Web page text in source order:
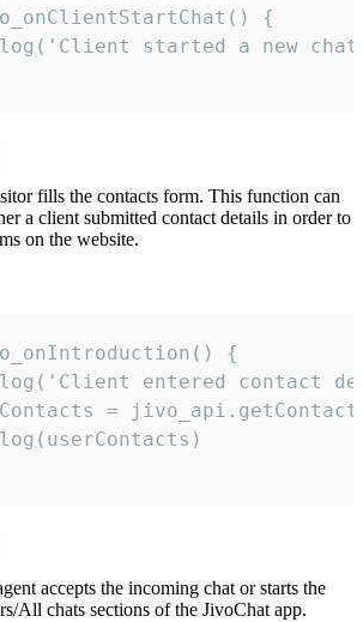
{
started a new
fills the contacts form. This function can
a client submitted contact details in order to
on the website.
{
entered contact
=
accepts the incoming chat or starts the
All chats sections of the JivoChat app.